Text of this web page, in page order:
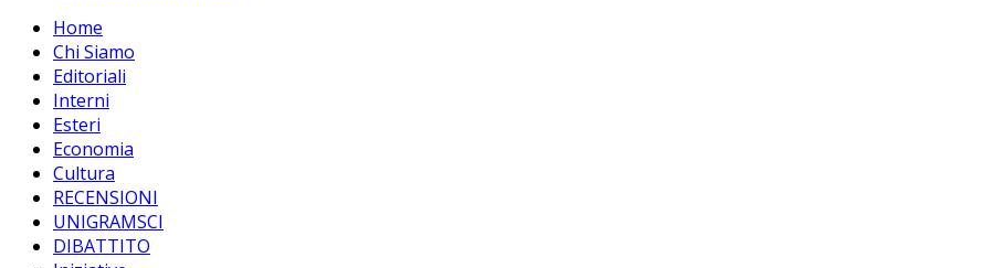
Home
Chi Siamo
Editoriali
Interni
Esteri
Economia
Cultura
RECENSIONI
UNIGRAMSCI
DIBATTITO